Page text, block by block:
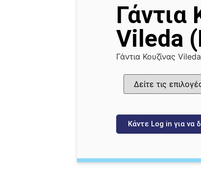
Γάντια
Vileda
Γάντια Κουζίνας
Κάντε Log in για να